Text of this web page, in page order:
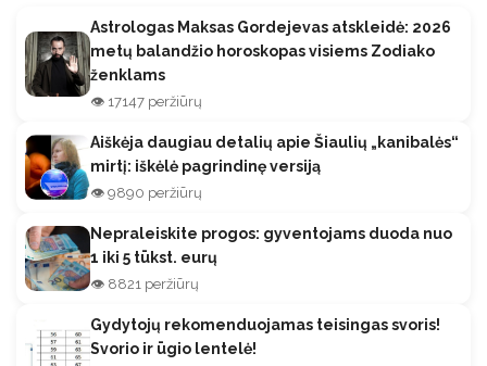
Astrologas Maksas Gordejevas atskleidė: 2026
metų balandžio horoskopas visiems Zodiako
ženklams
👁️ 17147 peržiūrų
Aiškėja daugiau detalių apie Šiaulių „kanibalės“
mirtį: iškėlė pagrindinę versiją
👁️ 9890 peržiūrų
Nepraleiskite progos: gyventojams duoda nuo
1 iki 5 tūkst. eurų
👁️ 8821 peržiūrų
Gydytojų rekomenduojamas teisingas svoris!
Svorio ir ūgio lentelė!